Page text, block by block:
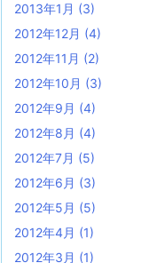
2013年1月 (3)
2012年12月 (4)
2012年11月 (2)
2012年10月 (3)
2012年9月 (4)
2012年8月 (4)
2012年7月 (5)
2012年6月 (3)
2012年5月 (5)
2012年4月 (1)
2012年3月 (1)